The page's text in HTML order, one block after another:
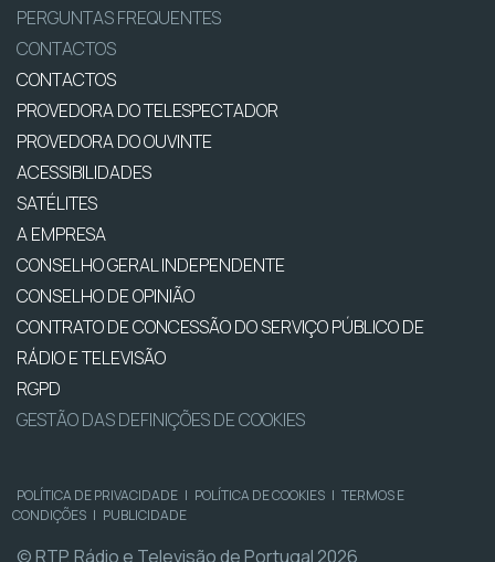
PERGUNTAS FREQUENTES
CONTACTOS
CONTACTOS
PROVEDORA DO TELESPECTADOR
PROVEDORA DO OUVINTE
ACESSIBILIDADES
SATÉLITES
A EMPRESA
CONSELHO GERAL INDEPENDENTE
CONSELHO DE OPINIÃO
CONTRATO DE CONCESSÃO DO SERVIÇO PÚBLICO DE
RÁDIO E TELEVISÃO
RGPD
GESTÃO DAS DEFINIÇÕES DE COOKIES
POLÍTICA DE PRIVACIDADE | POLÍTICA DE COOKIES | TERMOS E
CONDIÇÕES | PUBLICIDADE
© RTP, Rádio e Televisão de Portugal 2026